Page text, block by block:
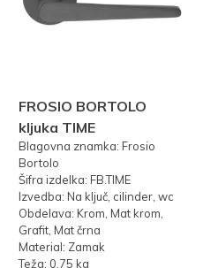
FROSIO BORTOLO
kljuka TIME
Blagovna znamka: Frosio
Bortolo
Šifra izdelka: FB.TIME
Izvedba: Na ključ, cilinder, wc
Obdelava: Krom, Mat krom,
Grafit, Mat črna
Material: Zamak
Teža: 0,75 kg